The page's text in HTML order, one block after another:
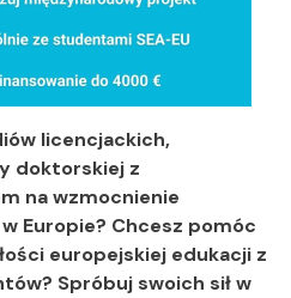
licencjackich,
doktorskiej z
na wzmocnienie
Europie? Chcesz pomóc
europejskiej edukacji z
Spróbuj swoich sił w